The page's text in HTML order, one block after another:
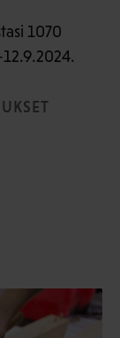
1070